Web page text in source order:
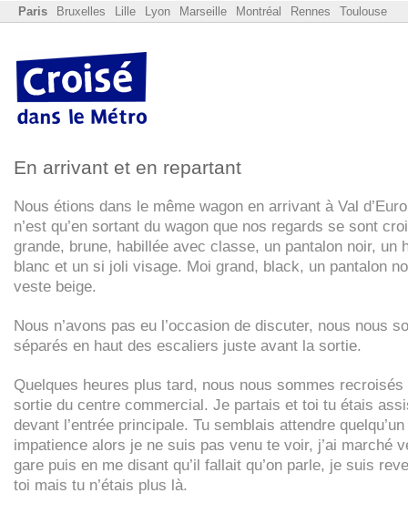
Paris Bruxelles Lille Lyon Marseille Montréal Rennes Toulouse
En arrivant et en repartant
Nous étions dans le même wagon en arrivant à Val
n’est qu’en sortant du wagon que nos regards se sont
grande, brune, habillée avec classe, un pantalon noir, un
blanc et un si joli visage. Moi grand, black, un pantalon
veste beige.
Nous n’avons pas eu l’occasion de discuter, nous nous
séparés en haut des escaliers juste avant la sortie.
Quelques heures plus tard, nous nous sommes recroisés
sortie du centre commercial. Je partais et toi tu étais
devant l’entrée principale. Tu semblais attendre
impatience alors je ne suis pas venu te voir, j’ai marché
gare puis en me disant qu’il fallait qu’on parle, je suis
toi mais tu n’étais plus là.